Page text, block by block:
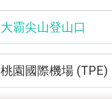
大霸尖山登山口
桃園國際機場 (TPE)